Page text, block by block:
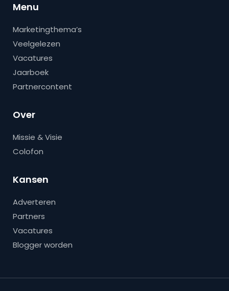
Menu
Marketingthema’s
Veelgelezen
Vacatures
Jaarboek
Partnercontent
Over
Missie & Visie
Colofon
Kansen
Adverteren
Partners
Vacatures
Blogger worden